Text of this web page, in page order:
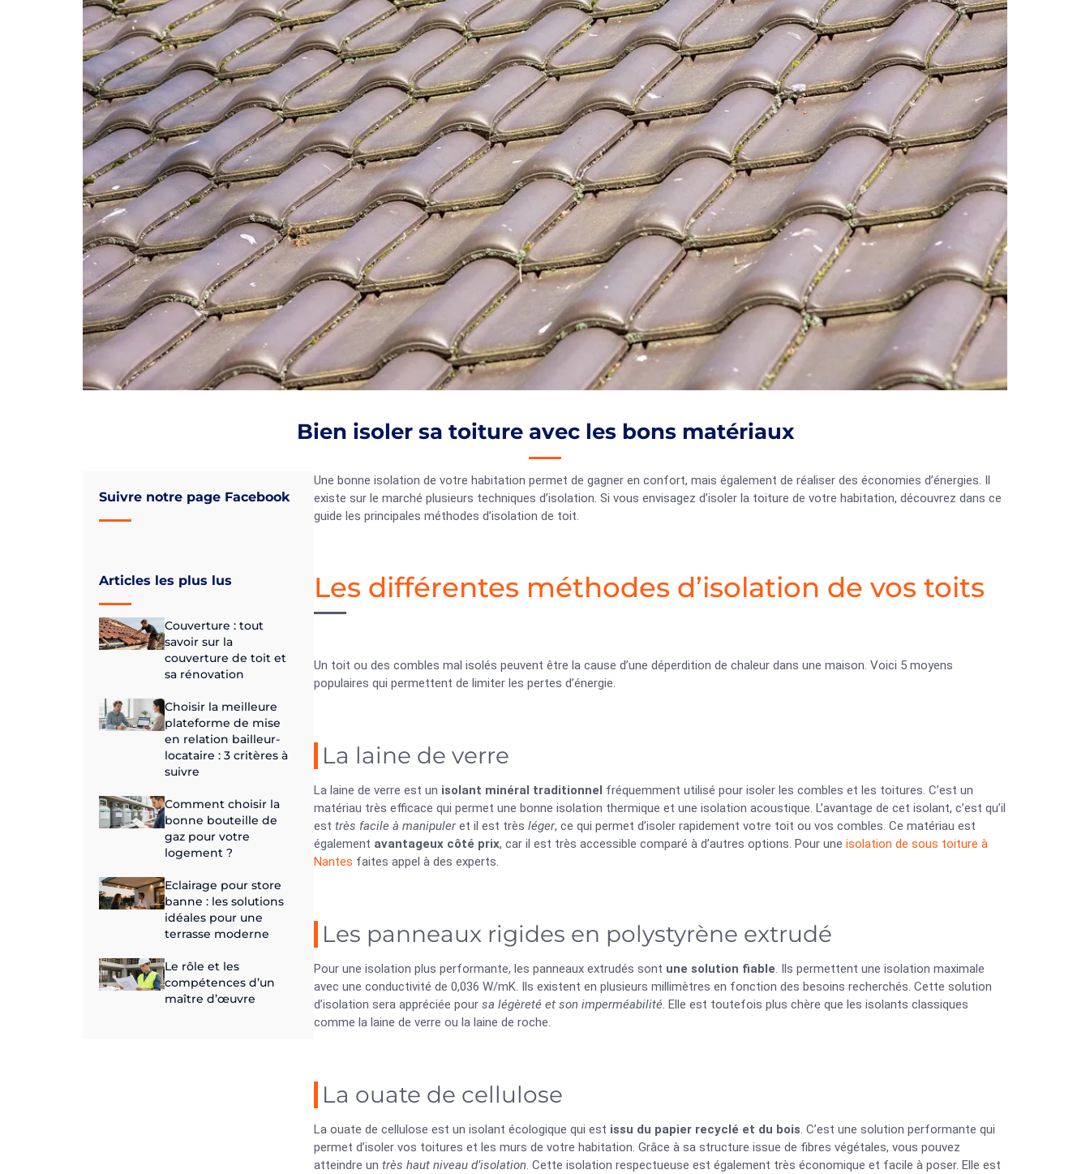
Bien isoler sa toiture avec les bons matériaux
Suivre notre page Facebook
Articles les plus lus
Couverture : tout
savoir sur la
couverture de toit et
sa rénovation
Choisir la meilleure
plateforme de mise
en relation bailleur-
locataire : 3 critères à
suivre
Comment choisir la
bonne bouteille de
gaz pour votre
logement ?
Eclairage pour store
banne : les solutions
idéales pour une
terrasse moderne
Le rôle et les
compétences d’un
maître d’œuvre
Une bonne isolation de votre habitation permet de gagner en confort, mais également de réaliser des économies d’énergies. Il
existe sur le marché plusieurs techniques d’isolation. Si vous envisagez d’isoler la toiture de votre habitation, découvrez dans ce
guide les principales méthodes d’isolation de toit.
Les différentes méthodes d’isolation de vos toits
Un toit ou des combles mal isolés peuvent être la cause d’une déperdition de chaleur dans une maison. Voici 5 moyens
populaires qui permettent de limiter les pertes d’énergie.
La laine de verre
La laine de verre est un isolant minéral traditionnel fréquemment utilisé pour isoler les combles et les toitures. C’est un
matériau très efficace qui permet une bonne isolation thermique et une isolation acoustique. L’avantage de cet isolant, c’est qu’il
est très facile à manipuleret il est très léger, ce qui permet d’isoler rapidement votre toit ou vos combles. Ce matériau est
également avantageux côté prix, car il est très accessible comparé à d’autres options. Pour une isolation de sous toiture à
Nantes faites appel à des experts.
Les panneaux rigides en polystyrène extrudé
Pour une isolation plus performante, les panneaux extrudés sont une solution fiable. Ils permettent une isolation maximale
avec une conductivité de 0,036 W/mK. Ils existent en plusieurs millimètres en fonction des besoins recherchés. Cette solution
d’isolation sera appréciée pour sa légèreté et son imperméabilité. Elle est toutefois plus chère que les isolants classiques
comme la laine de verre ou la laine de roche.
La ouate de cellulose
La ouate de cellulose est un isolant écologique qui est issu du papier recyclé et du bois. C’est une solution performante qui
permet d’isoler vos toitures et les murs de votre habitation. Grâce à sa structure issue de fibres végétales, vous pouvez
atteindre un très haut niveau d’isolation. Cette isolation respectueuse est également très économique et facile à poser. Elle est